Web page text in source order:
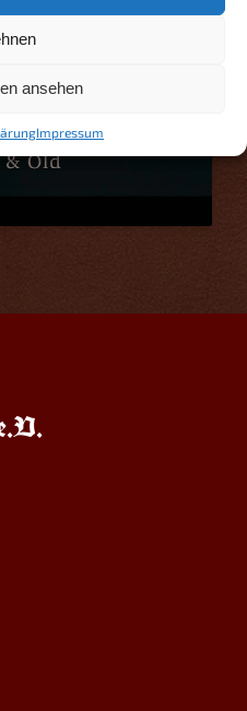
ansehen
Impressum
Cookies zu